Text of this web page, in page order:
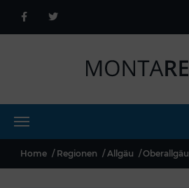
Home Regionen Allgäu Oberallgäu